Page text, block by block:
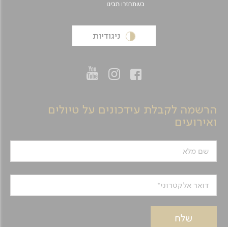
ניגודיות
הרשמה לקבלת עידכונים על טיולים
ואירועים
שם מלא
דואר אלקטרוני